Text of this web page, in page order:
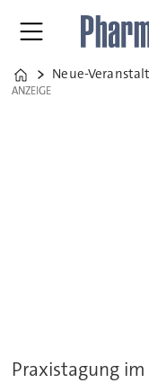
Home
Neue-
ANZEIGE
ANZEIGE
Praxistagung